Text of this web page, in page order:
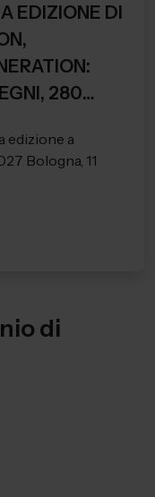
EDIZIONE DI
280
edizione a
Bologna, 11
di